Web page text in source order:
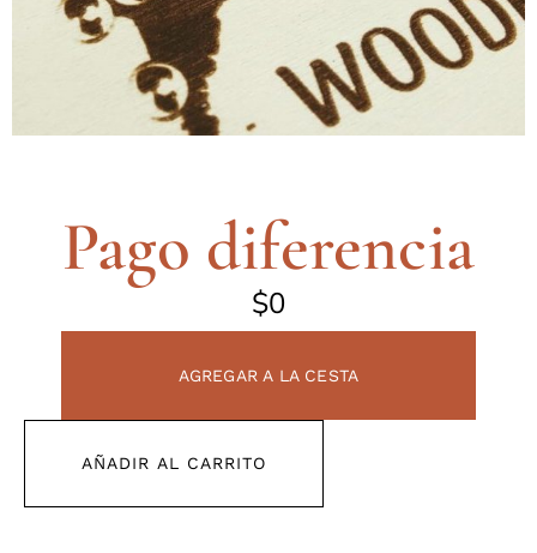
Pago diferencia
$0
AGREGAR A LA CESTA
AÑADIR AL CARRITO